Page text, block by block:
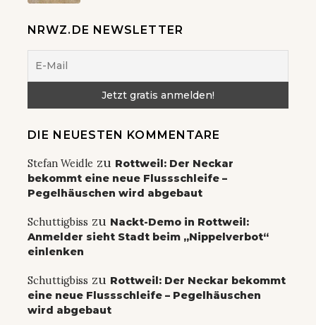
NRWZ.DE NEWSLETTER
DIE NEUESTEN KOMMENTARE
Stefan Weidle zu Rottweil: Der Neckar
bekommt eine neue Flussschleife –
Pegelhäuschen wird abgebaut
Schuttigbiss zu Nackt-Demo in Rottweil:
Anmelder sieht Stadt beim „Nippelverbot“
einlenken
Schuttigbiss zu Rottweil: Der Neckar bekommt
eine neue Flussschleife – Pegelhäuschen
wird abgebaut